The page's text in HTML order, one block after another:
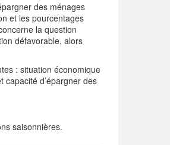
des ménages
et les pourcentages
la question
défavorable, alors
: situation économique
d’épargner des
saisonnières.